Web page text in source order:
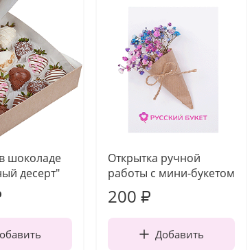
шоколаде
десерт"
Открытка ручной
работы с мини-букетом
200 ₽
Добавить